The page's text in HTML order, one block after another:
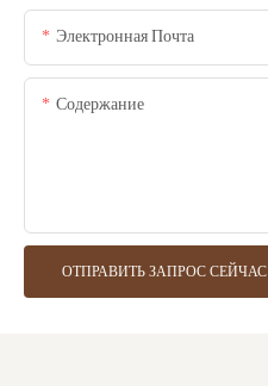
Электронная Почта
Содержание
ОТПРАВИТЬ ЗАПРОС СЕЙЧАС